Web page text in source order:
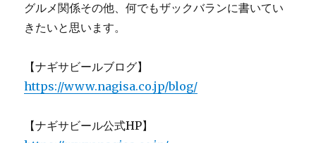
グルメ関係その他、何でもザックバランに書いてい
きたいと思います。
【ナギサビールブログ】
https://www.nagisa.co.jp/blog/
【ナギサビール公式HP】